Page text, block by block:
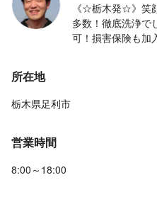
《☆栃木発☆》笑
多数！徹底洗浄で
可！損害保険も加
所在地
栃木県足利市
営業時間
8:00～18:00